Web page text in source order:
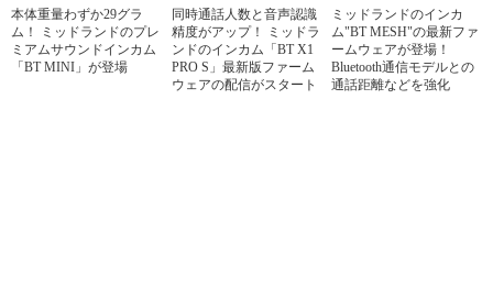
本体重量わずか29グラ
ム！ ミッドランドのプレ
ミアムサウンドインカム
「BT MINI」が登場
同時通話人数と音声認識
精度がアップ！ ミッドラ
ンドのインカム「BT X1
PRO S」最新版ファーム
ウェアの配信がスタート
ミッドランドのインカ
ム"BT MESH"の最新ファ
ームウェアが登場！
Bluetooth通信モデルとの
通話距離などを強化